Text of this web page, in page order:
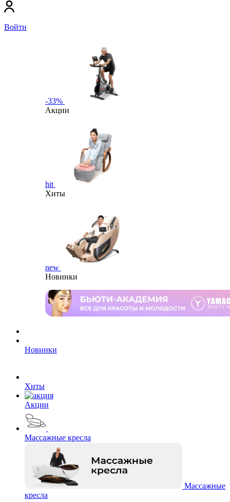
Войти
-33%
Акции
hit
Хиты
new
Новинки
Новинки
Хиты
Акции
Массажные кресла
Массажные
кресла